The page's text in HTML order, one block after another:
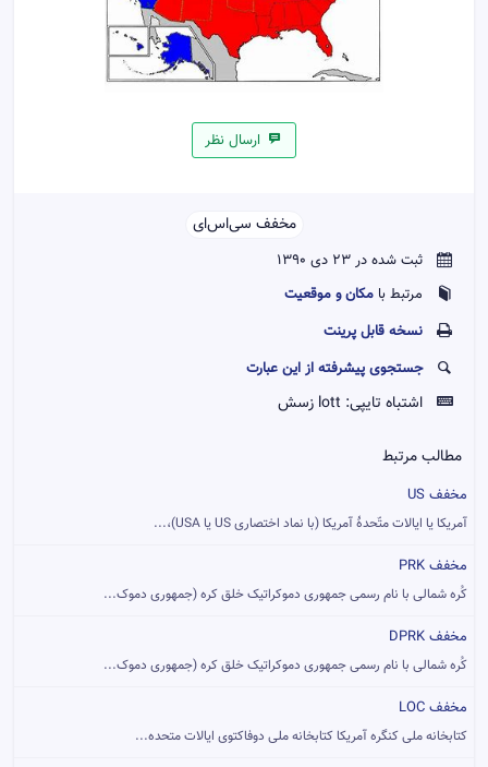
ارسال نظر
مخفف سی‌اس‌ای‌‌
ثبت شده در 23 دی 1390
مرتبط بامکان و موقعیت
نسخه قابل پرينت
جستجوی پیشرفته از این عبارت
اشتباه تایپی: lott زسش
مطالب مرتبط
مخفف US
آمریکا یا ایالات متّحدهٔ آمریکا (با نماد اختصاری US یا USA)،...
مخفف PRK
کُره شمالی با نام رسمی جمهوری دموکراتیک خلق کره (جمهوری دموک...
مخفف DPRK
کُره شمالی با نام رسمی جمهوری دموکراتیک خلق کره (جمهوری دموک...
مخفف LOC
کتابخانه ملی کنگره آمریکا کتابخانه ملی دوفاکتوی ایالات متحده...